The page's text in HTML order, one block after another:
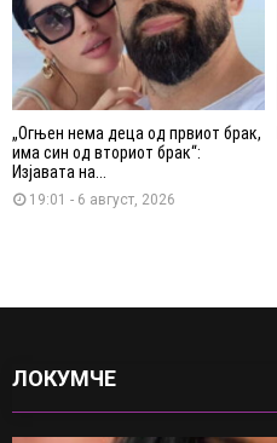
„Огњен нема деца од првиот брак,
има син од вториот брак“:
Изјавата на...
19:01 - 6 август, 2026
ЛОКУМЧЕ